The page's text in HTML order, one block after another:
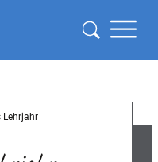
Lehrjahr